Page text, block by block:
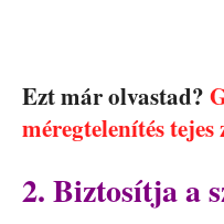
Ezt már olvastad?
méregtelenítés
2. Biztosítja a